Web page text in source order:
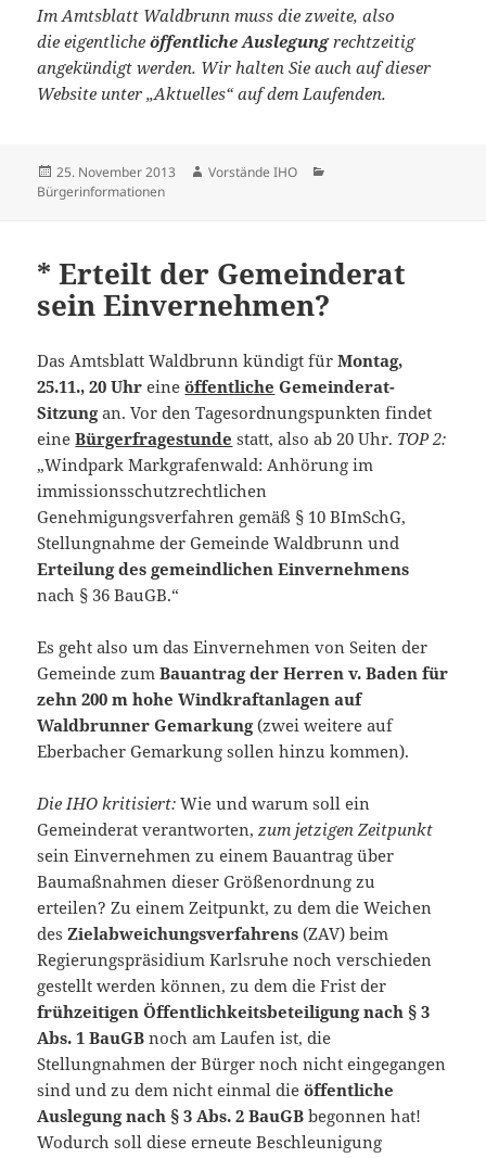
Im Amtsblatt Waldbrunn muss die zweite, also
die eigentlicheöffentliche Auslegungrechtzeitig
angekündigt werden. Wir halten Sie auch auf dieser
Website unter „Aktuelles“ auf dem Laufenden.
Veröffentlicht
am
25. November 2013 Autor
Vorstände IHO
Bürgerinformationen
* Erteilt der Gemeinderat
sein Einvernehmen?
Das Amtsblatt Waldbrunn kündigt fürMontag,
25.11., 20 Uhreineöffentliche Gemeinderat-
Sitzungan. Vor den Tagesordnungspunkten findet
eineBürgerfragestunde statt, also ab 20 Uhr. TOP 2:
„Windpark Markgrafenwald: Anhörung im
immissionsschutzrechtlichen
Genehmigungsverfahren gemäß § 10 BImSchG,
Stellungnahme der Gemeinde Waldbrunn und
Erteilung des gemeindlichen Einvernehmens
nach § 36 BauGB.“
Es geht also um das Einvernehmen von Seiten der
Gemeinde zumBauantrag der Herren v. Baden für
zehn 200 m hohe Windkraftanlagen auf
Waldbrunner Gemarkung(zwei weitere auf
Eberbacher Gemarkung sollen hinzu kommen).
Die IHO kritisiert: Wie und warum soll ein
Gemeinderat verantworten,zum jetzigen Zeitpunkt
sein Einvernehmen zu einem Bauantrag über
Baumaßnahmen dieser Größenordnung zu
erteilen? Zu einem Zeitpunkt, zu dem die Weichen
desZielabweichungsverfahrens (ZAV) beim
Regierungspräsidium Karlsruhe noch verschieden
gestellt werden können, zu dem die Frist der
frühzeitigen Öffentlichkeitsbeteiligung nach § 3
Abs. 1 BauGBnoch am Laufen ist, die
Stellungnahmen der Bürger noch nicht eingegangen
sind und zu dem nicht einmal dieöffentliche
Auslegung nach § 3 Abs. 2 BauGBbegonnen hat!
Wodurch soll diese erneute Beschleunigung